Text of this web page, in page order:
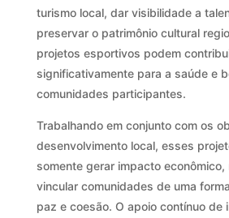
turismo local, dar visibilidade a
preservar o patrimônio cultural
projetos esportivos podem
significativamente para a saúde e
comunidades participantes.
Trabalhando em conjunto com os
desenvolvimento local, esses
somente gerar impacto econômico,
vincular comunidades de uma
paz e coesão. O apoio contínuo de